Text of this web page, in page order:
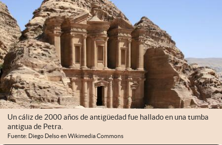
Eventos Corporativos
El Cronista Studio
Mediakit
abre en nueva pestaña
Argentina
Un cáliz de 2000 años de antigüedad fue hallado en una tumba
antigua de Petra.
Fuente: Diego Delso en Wikimedia Commons